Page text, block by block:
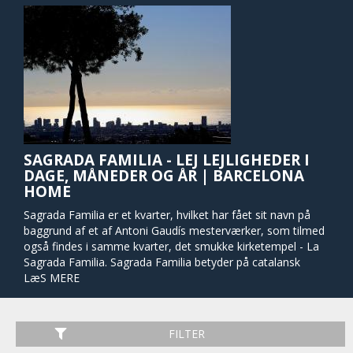
SAGRADA FAMILIA - LEJ LEJLIGHEDER I
DAGE, MÅNEDER OG ÅR | BARCELONA
HOME
Sagrada Familia er et kvarter, hvilket har fået sit navn på
baggrund af et af Antoni Gaudís mesterværker, som tilmed
også findes i samme kvarter, det smukke kirketempel - La
Sagrada Familia. Sagrada Familia betyder på catalansk
"Hellige Familie". Dette kirketempel er uden tvivl betragtet
smukke parker. Sagrada Familia er ikke længere væk end
gåafstand til den store shopping gade, Passeig de Grácia,
LæS MERE
FILTER